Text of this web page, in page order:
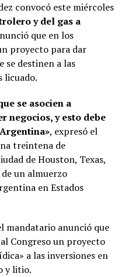
convocó este miércoles
y del gas a
que en los
proyecto para dar
se destinen a las
licuado.
se asocien a
negocios, y esto debe
, expresó el
treintena de
de Houston, Texas,
un almuerzo
en Estados
mandatario anunció que
Congreso un proyecto
a las inversiones en
y litio.